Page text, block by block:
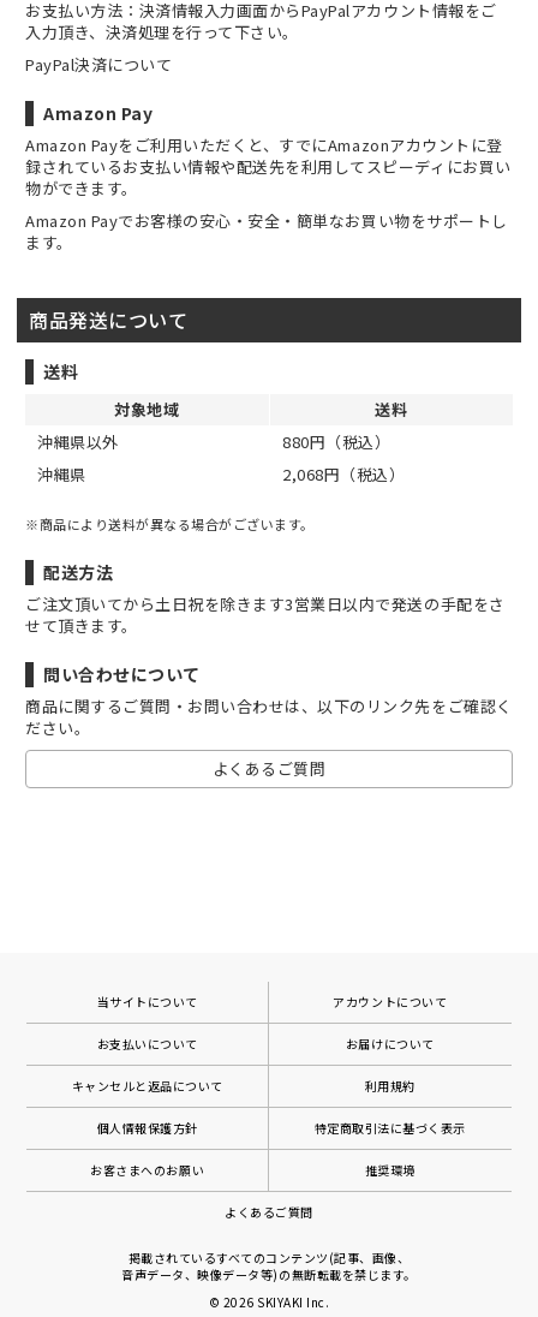
お支払い方法：決済情報入力画面からPayPalアカウント情報をご
入力頂き、決済処理を行って下さい。
PayPal決済について
Amazon Pay
Amazon Payをご利用いただくと、すでにAmazonアカウントに登
録されているお支払い情報や配送先を利用してスピーディにお買い
物ができます。
Amazon Payでお客様の安心・安全・簡単なお買い物をサポートし
ます。
商品発送について
送料
対象地域
送料
沖縄県以外
880円（税込）
沖縄県
2,068円（税込）
※商品により送料が異なる場合がございます。
配送方法
ご注文頂いてから土日祝を除きます3営業日以内で発送の手配をさ
せて頂きます。
問い合わせについて
商品に関するご質問・お問い合わせは、以下のリンク先をご確認く
ださい。
よくあるご質問
当サイトについて アカウントについて
お支払いについて お届けについて
キャンセルと返品について 利用規約
個人情報保護方針 特定商取引法に基づく表示
お客さまへのお願い 推奨環境
よくあるご質問
掲載されているすべてのコンテンツ(記事、画像、
音声データ、映像データ等)の無断転載を禁じます。
© 2026 SKIYAKI Inc.